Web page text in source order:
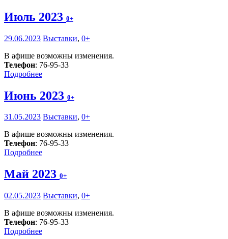
Июль 2023 0+
29.06.2023 Выставки, 0+
В афише возможны изменения.
Телефон: 76-95-33
Подробнее
Июнь 2023 0+
31.05.2023 Выставки, 0+
В афише возможны изменения.
Телефон: 76-95-33
Подробнее
Май 2023 0+
02.05.2023 Выставки, 0+
В афише возможны изменения.
Телефон: 76-95-33
Подробнее